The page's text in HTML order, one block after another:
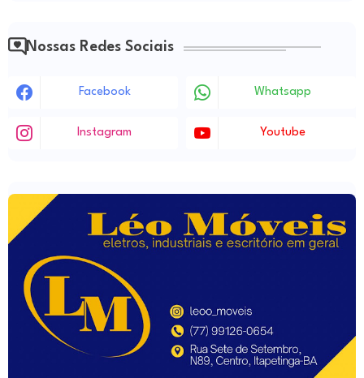
Nossas Redes Sociais
Facebook Whatsapp
Instagram Youtube